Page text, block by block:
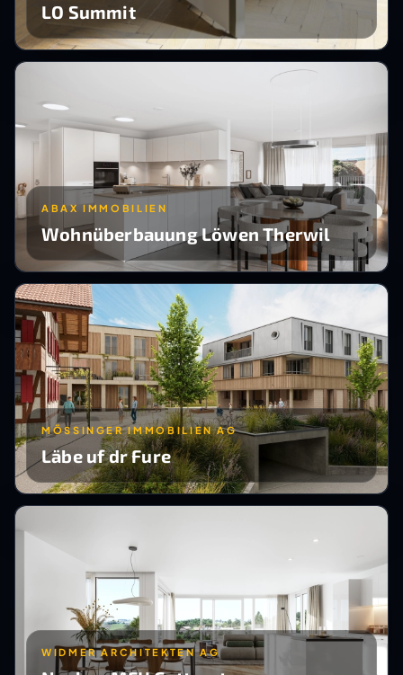
LO Summit
ABAX IMMOBILIEN
Wohnüberbauung Löwen Therwil
MÖSSINGER IMMOBILIEN AG
Läbe uf dr Fure
WIDMER ARCHITEKTEN AG